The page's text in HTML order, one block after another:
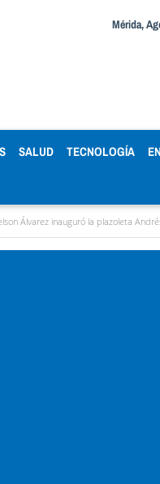
Mérida,
SALUD TECNOLOGÍA
la plazoleta Andrés Eloy Blanco